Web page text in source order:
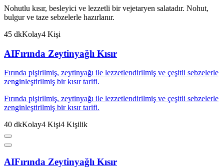
Nohutlu kısır, besleyici ve lezzetli bir vejetaryen salatadır. Nohut,
bulgur ve taze sebzelerle hazırlanır.
45 dkKolay4 Kişi
AIFırında Zeytinyağlı Kısır
Fırında pişirilmiş, zeytinyağı ile lezzetlendirilmiş ve çeşitli sebzelerle
zenginleştirilmiş bir kısır tarifi.
Fırında pişirilmiş, zeytinyağı ile lezzetlendirilmiş ve çeşitli sebzelerle
zenginleştirilmiş bir kısır tarifi.
40 dkKolay4 Kişi4 Kişilik
AIFırında Zeytinyağlı Kısır